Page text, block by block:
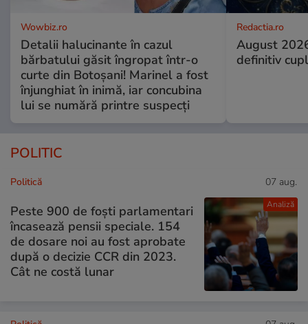
Wowbiz.ro
Detalii halucinante în cazul
bărbatului găsit îngropat într-o
curte din Botoșani! Marinel a fost
înjunghiat în inimă, iar concubina
lui se numără printre suspecți
Redactia.ro
August
definitiv
POLITIC
Analiză
Politică 07 aug.
Peste 900 de foști parlamentari
încasează pensii speciale. 154
de dosare noi au fost aprobate
după o decizie CCR din 2023.
Cât ne costă lunar